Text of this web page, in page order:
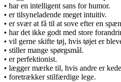
• har en intelligent sans for humor.
• er tilsyneladende meget intuitiv.
• er svær at få til at sove efter en
• har det ikke godt med store
• vil gerne skifte tøj, hvis tøjet er
• stiller mange spørgsmål.
• er perfektionist.
• lægger mærke til, hvis andre er
• foretrækker stilfærdige lege.